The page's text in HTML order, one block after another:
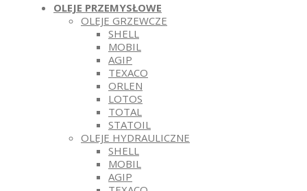
OLEJE PRZEMYSŁOWE
OLEJE GRZEWCZE
SHELL
MOBIL
AGIP
TEXACO
ORLEN
LOTOS
TOTAL
STATOIL
OLEJE HYDRAULICZNE
SHELL
MOBIL
AGIP